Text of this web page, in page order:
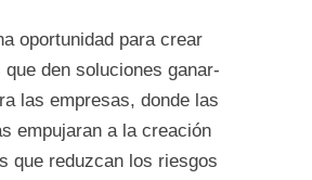
oportunidad para crear
que den soluciones ganar-
las empresas, donde las
empujaran a la creación
que reduzcan los riesgos